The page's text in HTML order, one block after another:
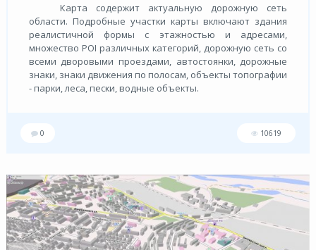
Карта содержит актуальную дорожную сеть
области. Подробные участки карты включают здания
реалистичной формы с этажностью и адресами,
множество POI различных категорий, дорожную сеть со
всеми дворовыми проездами, автостоянки, дорожные
знаки, знаки движения по полосам, объекты топографии
- парки, леса, пески, водные объекты.
0 10619